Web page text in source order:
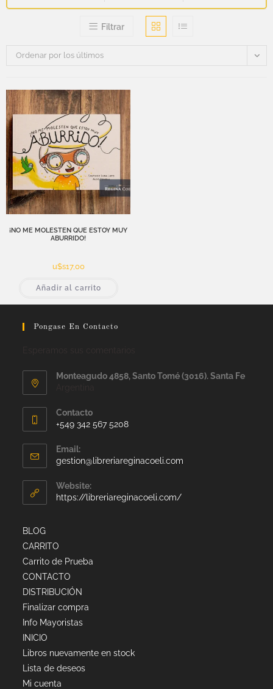
Filtrar
Ordenar por los últimos
¡NO ME MOLESTEN QUE ESTOY MUY
ABURRIDO!
u$s17,00
Añadir al carrito
Pongase En Contacto
Monteagudo 4858, Santo Tomé (3016). Santa Fe
Contacto
+549 342 567 5208
Email:
gestion@libreriareginacoeli.com
Website:
https://libreriareginacoeli.com/
BLOG
CARRITO
Carrito de Prueba
CONTACTO
DISTRIBUCIÓN
Finalizar compra
Info Mayoristas
INICIO
Libros nuevamente en stock
Lista de deseos
Mi cuenta